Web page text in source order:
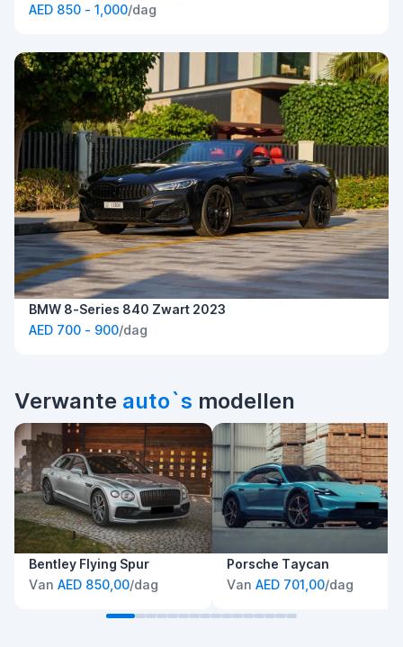
AED 850 - 1,000/dag
BMW 8-Series 840 Zwart 2023
AED 700 - 900/dag
Verwante auto`s modellen
Bentley Flying Spur
Van AED 850,00/dag
Porsche Taycan
Van AED 701,00/dag